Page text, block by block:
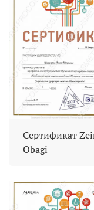
Сертификат
Obagi